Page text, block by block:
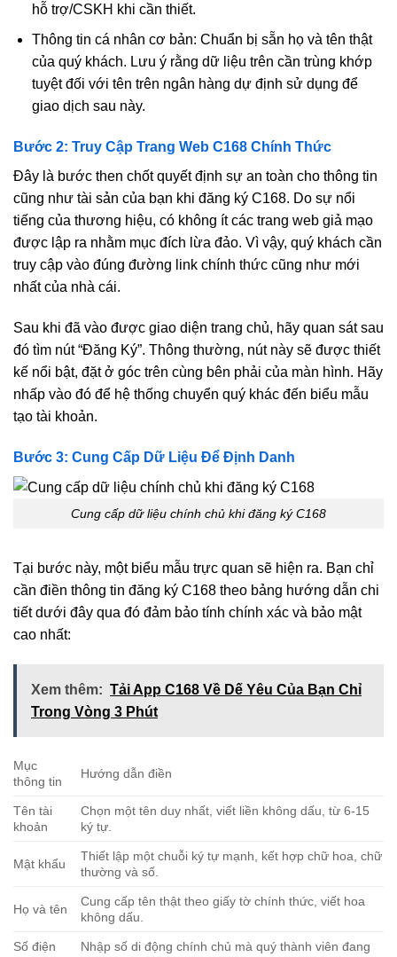
hỗ trợ/CSKH khi cần thiết.
Thông tin cá nhân cơ bản: Chuẩn bị sẵn họ và tên thật
của quý khách. Lưu ý rằng dữ liệu trên cần trùng khớp
tuyệt đối với tên trên ngân hàng dự định sử dụng để
giao dịch sau này.
Bước 2: Truy Cập Trang Web C168 Chính Thức
Đây là bước then chốt quyết định sự an toàn cho thông tin
cũng như tài sản của bạn khi đăng ký C168. Do sự nổi
tiếng của thương hiệu, có không ít các trang web giả mạo
được lập ra nhằm mục đích lừa đảo. Vì vậy, quý khách cần
truy cập vào đúng đường link chính thức cũng như mới
nhất của nhà cái.
Sau khi đã vào được giao diện trang chủ, hãy quan sát sau
đó tìm nút “Đăng Ký”. Thông thường, nút này sẽ được thiết
kế nổi bật, đặt ở góc trên cùng bên phải của màn hình. Hãy
nhấp vào đó để hệ thống chuyển quý khác đến biểu mẫu
tạo tài khoản.
Bước 3: Cung Cấp Dữ Liệu Để Định Danh
Cung cấp dữ liệu chính chủ khi đăng ký C168
Tại bước này, một biểu mẫu trực quan sẽ hiện ra. Bạn chỉ
cần điền thông tin đăng ký C168 theo bảng hướng dẫn chi
tiết dưới đây qua đó đảm bảo tính chính xác và bảo mật
cao nhất:
Xem thêm: Tải App C168 Về Dế Yêu Của Bạn Chỉ
Trong Vòng 3 Phút
Mục
thông tin
Hướng dẫn điền
Tên tài
khoản
Chọn một tên duy nhất, viết liền không dấu, từ 6-15
ký tự.
Mật khẩu
Thiết lập một chuỗi ký tự mạnh, kết hợp chữ hoa, chữ
thường và số.
Họ và tên
Cung cấp tên thật theo giấy tờ chính thức, viết hoa
không dấu.
Số điện
Nhập số di động chính chủ mà quý thành viên đang